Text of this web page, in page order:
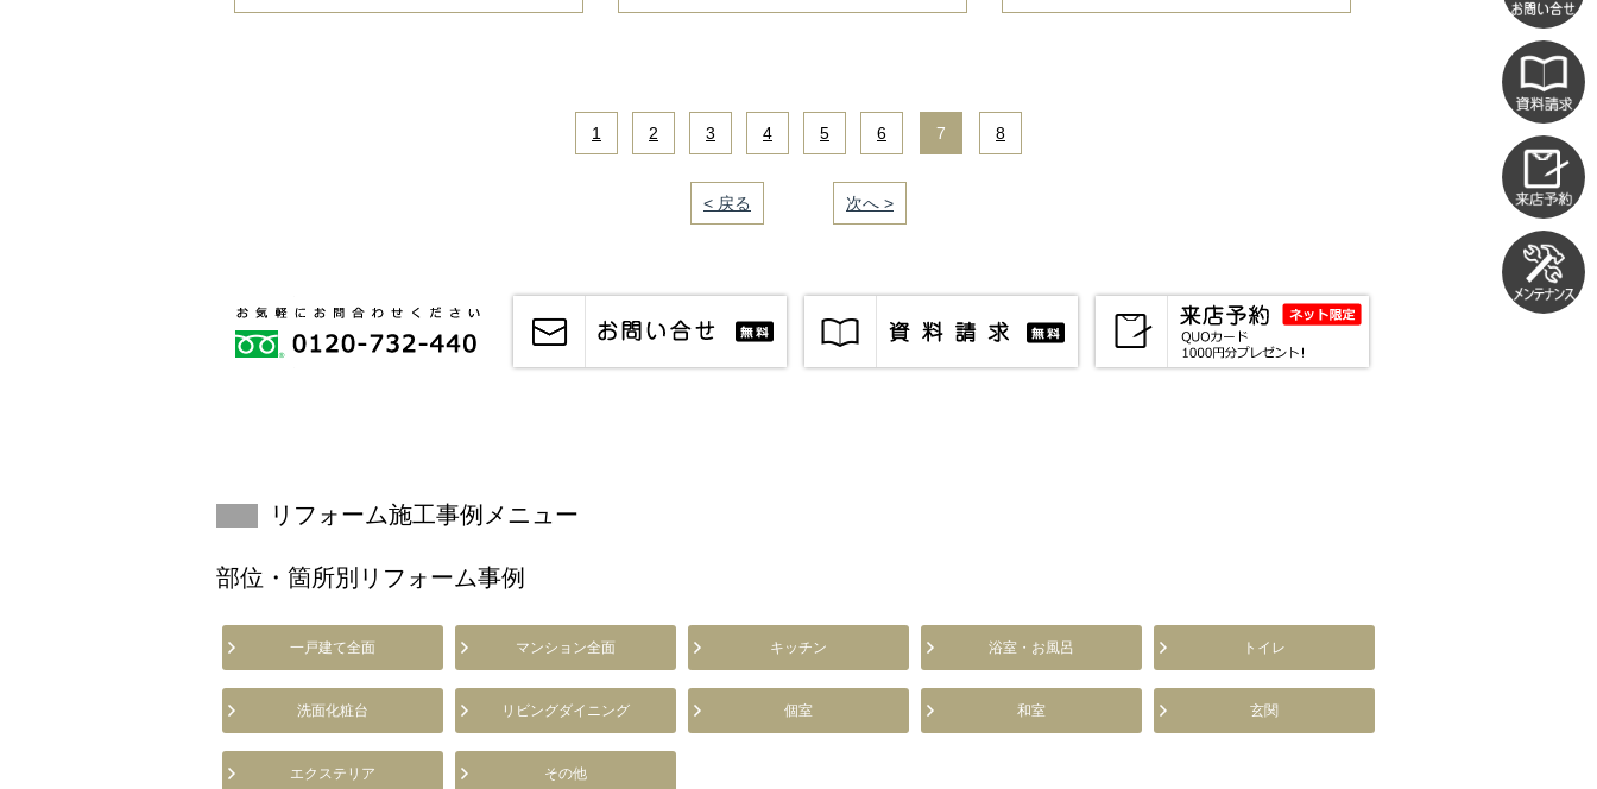
1 2 3 4 5 6 7 8
< 戻る 次へ >
リフォーム施工事例メニュー
部位・箇所別リフォーム事例
一戸建て全面 マンション全面 キッチン 浴室・お風呂 トイレ
洗面化粧台 リビングダイニング 個室 和室 玄関
エクステリア その他